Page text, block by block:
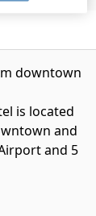
downtown
is located
and
and 5